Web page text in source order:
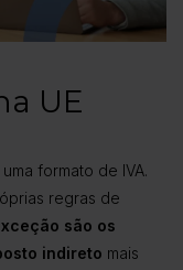
UE
formato de IVA.
regras de
são os
indireto mais